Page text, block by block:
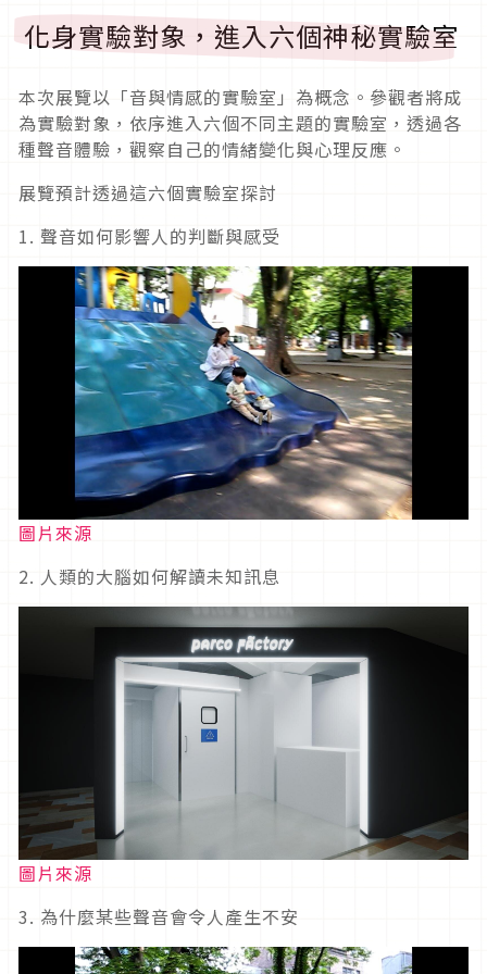
化身實驗對象，進入六個神秘實驗室
本次展覽以「音與情感的實驗室」為概念。參觀者將成
為實驗對象，依序進入六個不同主題的實驗室，透過各
種聲音體驗，觀察自己的情緒變化與心理反應。
展覽預計透過這六個實驗室探討
1. 聲音如何影響人的判斷與感受
圖片來源
2. 人類的大腦如何解讀未知訊息
圖片來源
3. 為什麼某些聲音會令人產生不安